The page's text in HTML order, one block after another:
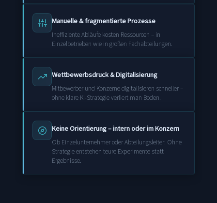
Manuelle & fragmentierte Prozesse
Ineffiziente Abläufe kosten Ressourcen – in
Einzelbetrieben wie in großen Fachabteilungen.
Wettbewerbsdruck & Digitalisierung
Mitbewerber und Konzerne digitalisieren schneller –
ohne klare KI-Strategie verliert man Boden.
Keine Orientierung – intern oder im Konzern
Ob Einzelunternehmer oder Abteilungsleiter: Ohne
Strategie entstehen teure Experimente statt
Ergebnisse.